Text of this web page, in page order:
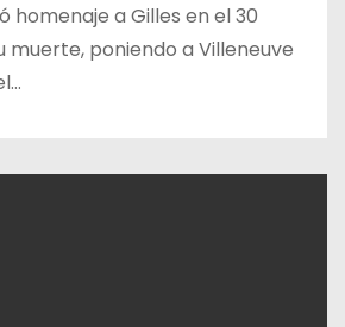
homenaje a Gilles en el 30
muerte, poniendo a Villeneuve